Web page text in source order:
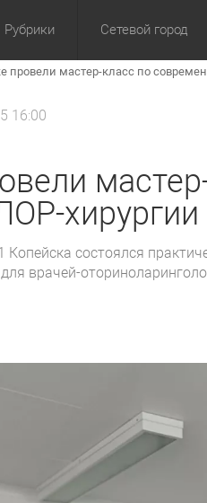
Рубрики
Экономика
Сетевой город
провели мастер-класс по
16:00
хирургии
состоялся
врачей-